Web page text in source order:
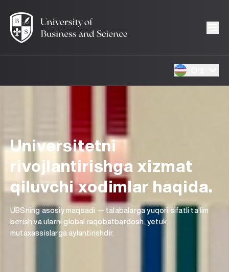
Universitetni
rivojlantirishga xizmat
qiluvchi xodimlar haqida.
UBSning asosiy maqsadi — talabalarga yuqori sifatli ta’lim
berish va ularni global raqobatbardosh, yetuk
mutaxassislarga aylantirishdir.